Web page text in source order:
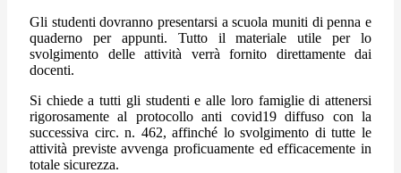
Gli studenti dovranno presentarsi a scuola muniti di penna e
quaderno per appunti. Tutto il materiale utile per lo
svolgimento delle attività verrà fornito direttamente dai
docenti.
Si chiede a tutti gli studenti e alle loro famiglie di attenersi
rigorosamente al protocollo anti covid19 diffuso con la
successiva circ. n. 462, affinché lo svolgimento di tutte le
attività previste avvenga proficuamente ed efficacemente in
totale sicurezza.